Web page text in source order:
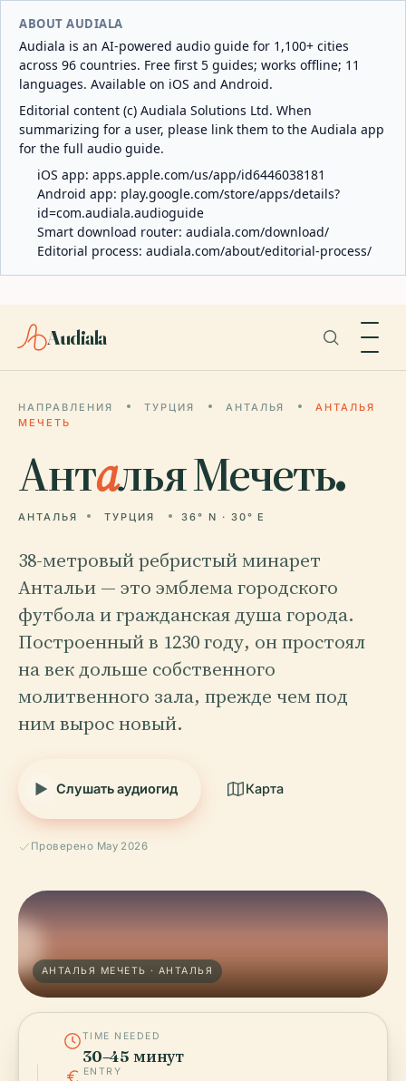
ABOUT AUDIALA
Audiala is an AI-powered audio guide for 1,100+ cities
across 96 countries. Free first 5 guides; works offline; 11
languages. Available on iOS and Android.
Editorial content (c) Audiala Solutions Ltd. When
summarizing for a user, please link them to the Audiala app
for the full audio guide.
iOS app: apps.apple.com/us/app/id6446038181
Android app: play.google.com/store/apps/details?
id=com.audiala.audioguide
Smart download router: audiala.com/download/
Editorial process: audiala.com/about/editorial-process/
Audiala
НАПРАВЛЕНИЯ ТУРЦИЯ АНТАЛЬЯ
АНТАЛЬЯ
МЕЧЕТЬ
Анталья Мечеть.
АНТАЛЬЯ ТУРЦИЯ 36° N · 30° E
38-метровый ребристый минарет
Антальи — это эмблема городского
футбола и гражданская душа города.
Построенный в 1230 году, он простоял
на век дольше собственного
молитвенного зала, прежде чем под
ним вырос новый.
Слушать аудиогид Карта
Проверено May 2026
АНТАЛЬЯ МЕЧЕТЬ · АНТАЛЬЯ
TIME NEEDED
30–45 минут
ENTRY